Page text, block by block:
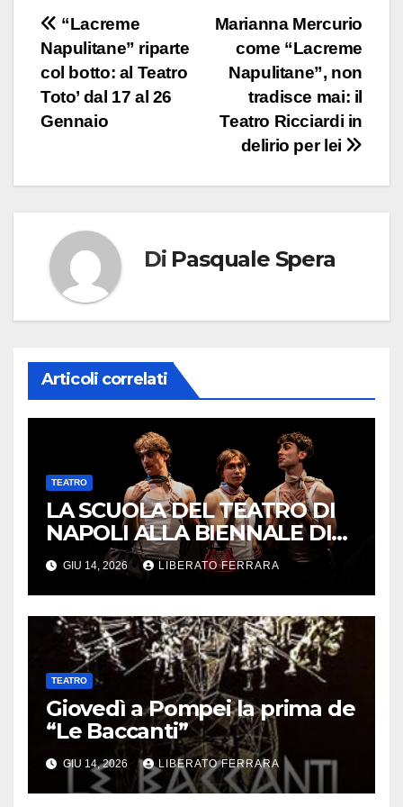
Navigazione
articoli
Marianna Mercurio
come “Lacreme
Napulitane”, non
tradisce mai: il
Teatro Ricciardi in
delirio per lei
“Lacreme
Napulitane” riparte
col botto: al Teatro
Toto’ dal 17 al 26
Gennaio
Di Pasquale Spera
Articoli correlati
TEATRO
LA SCUOLA DEL TEATRO DI
NAPOLI ALLA BIENNALE DI
VENEZIA E AL CAMPANIA
TEATRO FESTIVAL CON UN
OMAGGIO A MOSCATO
GIU 14, 2026 LIBERATO FERRARA
TEATRO
Giovedì a Pompei la prima de
“Le Baccanti”
GIU 14, 2026 LIBERATO FERRARA